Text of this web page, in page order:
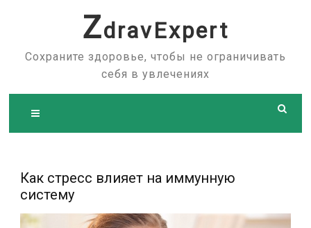
ZdravExpert
Сохраните здоровье, чтобы не ограничивать
себя в увлечениях
Как стресс влияет на иммунную
систему